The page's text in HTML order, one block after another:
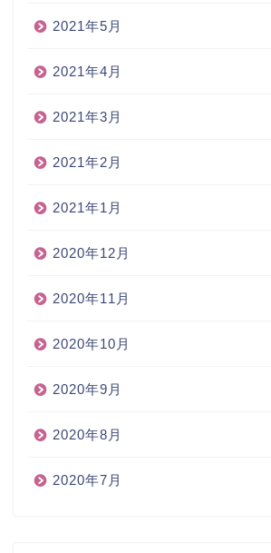
2021年5月
2021年4月
2021年3月
2021年2月
2021年1月
2020年12月
2020年11月
2020年10月
2020年9月
2020年8月
2020年7月